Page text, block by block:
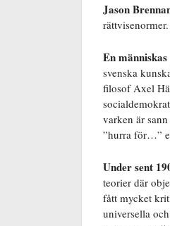
Jason
En människas
svenska
filosof Axel
varken är
”hurra för…”
Under sent
teorier där
fått mycket
universella